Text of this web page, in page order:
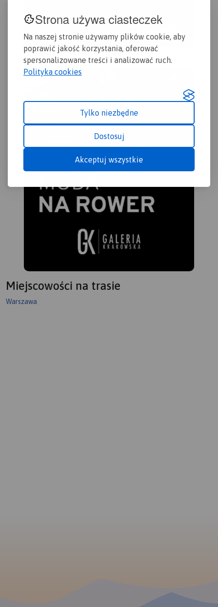
Strona używa ciasteczek
Na naszej stronie używamy plików cookie, aby
poprawić jakość korzystania, oferować
spersonalizowane treści i analizować ruch.
Polityka cookies
Tylko niezbędne
Dostosuj
Akceptuj wszystkie
Miejscowości na trasie
Warszawa